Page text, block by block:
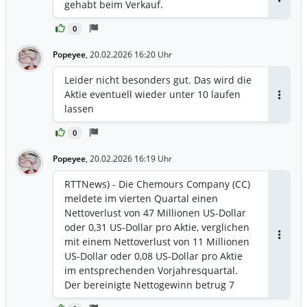
0
gehabt beim Verkauf.
Popeyee, 20.02.2026 16:20 Uhr
0
Leider nicht besonders gut. Das wird die
Aktie eventuell wieder unter 10 laufen
lassen
Popeyee, 20.02.2026 16:19 Uhr
RTTNews) - Die Chemours Company (CC)
meldete im vierten Quartal einen
Nettoverlust von 47 Millionen US-Dollar
oder 0,31 US-Dollar pro Aktie, verglichen
mit einem Nettoverlust von 11 Millionen
US-Dollar oder 0,08 US-Dollar pro Aktie
im entsprechenden Vorjahresquartal.
Der bereinigte Nettogewinn betrug 7
Millionen US-Dollar oder 0,05 US-Dollar